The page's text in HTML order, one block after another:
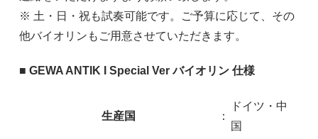
※ 土・日・祝も試奏可能です。ご予算に応じて、その
他バイオリンもご用意させていただきます。
■ GEWA ANTIK I Special Ver バイオリン 仕様
生産国 ：
ドイツ・中
国